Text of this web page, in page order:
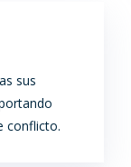
sus
conflicto.